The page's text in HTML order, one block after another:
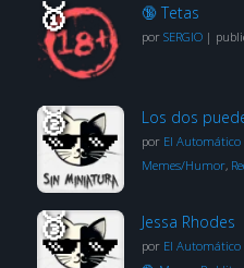
🔞 Tetas
por SERGIO|
Los dos
por El Automático
Memes/Humor,
Jessa Rhodes
por El Automático